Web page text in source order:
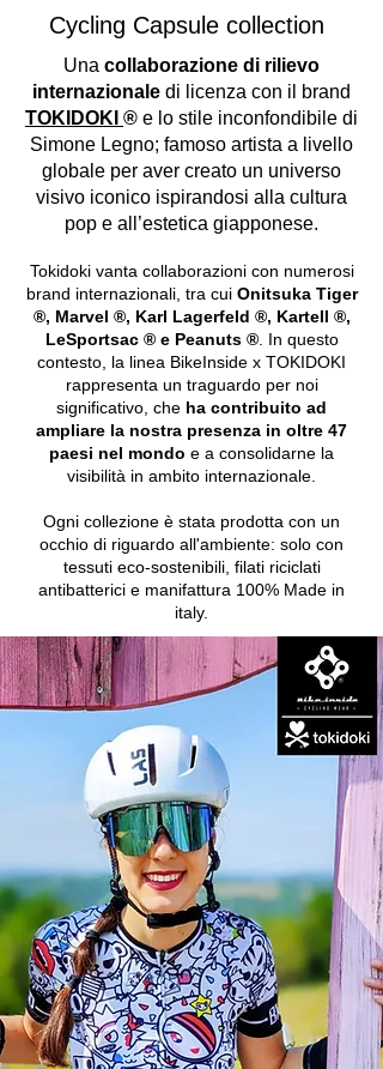
Cycling Capsule collection
Una collaborazione di rilievo
internazionale di licenza con il brand
TOKIDOKI ® e lo stile inconfondibile di
Simone Legno; famoso artista a livello
globale per aver creato un universo
visivo iconico ispirandosi alla cultura
pop e all’estetica giapponese.
Tokidoki vanta collaborazioni con numerosi
brand internazionali, tra cui Onitsuka Tiger
®, Marvel ®, Karl Lagerfeld ®, Kartell ®,
LeSportsac ® e Peanuts ®. In questo
contesto, la linea BikeInside x TOKIDOKI
rappresenta un traguardo per noi
significativo, che ha contribuito ad
ampliare la nostra presenza in oltre 47
paesi nel mondo e a consolidarne la
visibilità in ambito internazionale.
Ogni collezione è stata prodotta con un
occhio di riguardo all'ambiente: solo con
tessuti eco-sostenibili, filati riciclati
antibatterici e manifattura 100% Made in
italy.